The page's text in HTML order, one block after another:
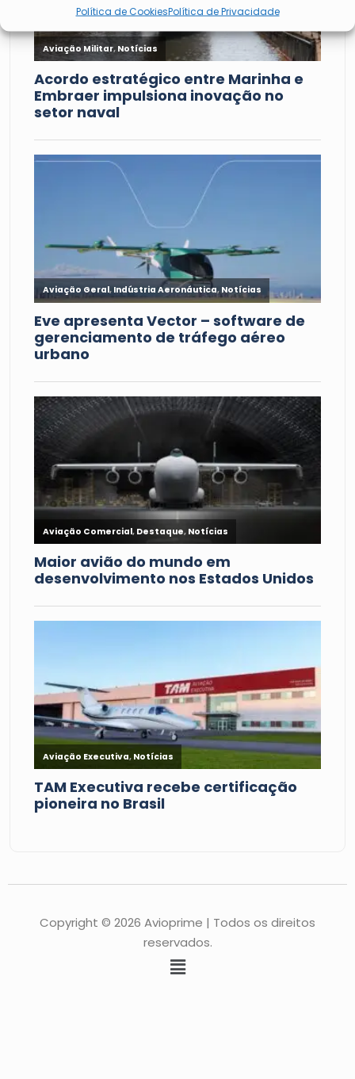
Política de CookiesPolítica de Privacidade
Copyright © 2026 Avioprime | Todos os direitos
reservados.